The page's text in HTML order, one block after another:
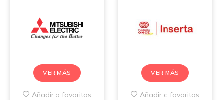
VER MÁS
Añadir a favoritos
VER MÁS
Añadir a favoritos